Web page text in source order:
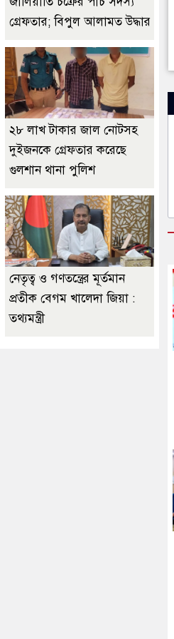
গ্রেফতার; বিপুল আলামত উদ্ধার
২৮ লাখ টাকার জাল নোটসহ
দুইজনকে গ্রেফতার করেছে
গুলশান থানা পুলিশ
নেতৃত্ব ও গণতন্ত্রের মূর্তমান
প্রতীক বেগম খালেদা জিয়া :
তথ্যমন্ত্রী